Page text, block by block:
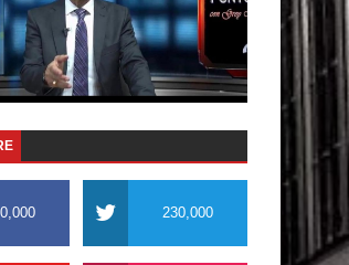
230,000